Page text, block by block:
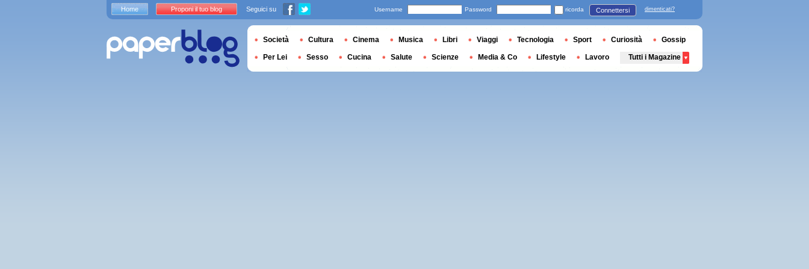
Home Proponi il tuo blog Seguici su Username Password ricorda Connettersi dimenticati?
Società Cultura Cinema Musica Libri Viaggi Tecnologia Sport Curiosità Gossip
Per Lei Sesso Cucina Salute Scienze Media & Co Lifestyle Lavoro Tutti i Magazine